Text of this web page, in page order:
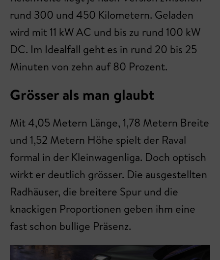
rund 300 und 450 Kilometern. Geladen
wird mit 11 kW AC und bis zu rund 100 kW
DC. Im Idealfall geht es in rund 20 bis 25
Minuten von zehn auf 80 Prozent.
Grösser als man glaubt
Mit 4,05 Metern Länge, 1,78 Metern Breite
und 1,52 Metern Höhe spielt der Raval
formal in der Kleinwagenliga. Doch optisch
wirkt er deutlich grösser. Die ausgestellten
Radhäuser, die breitere Spur und die
knackigen Proportionen geben ihm eine
fast schon bullige Präsenz.